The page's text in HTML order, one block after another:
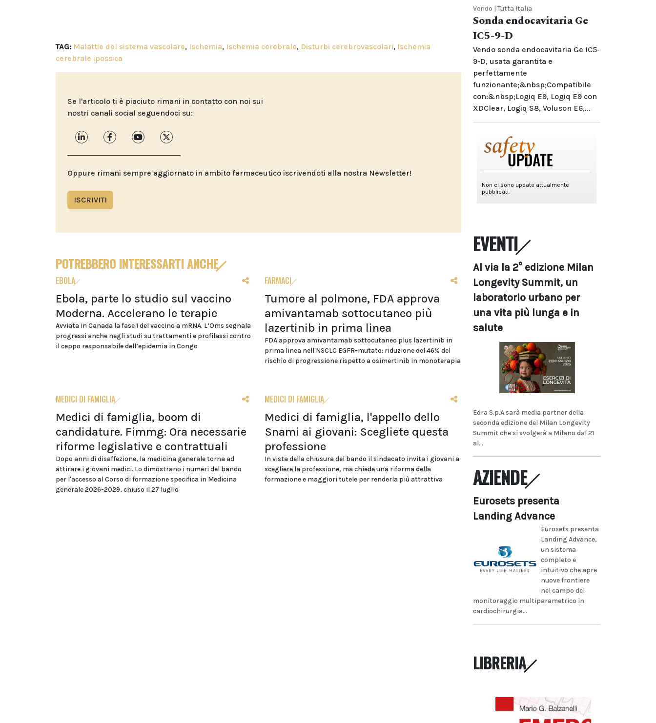
TAG: Malattie del sistema vascolare, Ischemia, Ischemia cerebrale, Disturbi cerebrovascolari, Ischemia
cerebrale ipossica
Se l'articolo ti è piaciuto rimani in contatto con noi sui
nostri canali social seguendoci su:
Oppure rimani sempre aggiornato in ambito farmaceutico iscrivendoti alla nostra Newsletter!
ISCRIVITI
POTREBBERO INTERESSARTI ANCHE
EBOLA
Ebola, parte lo studio sul vaccino
Moderna. Accelerano le terapie
Avviata in Canada la fase 1 del vaccino a mRNA. L’Oms segnala
progressi anche negli studi su trattamenti e profilassi contro
il ceppo responsabile dell’epidemia in Congo
FARMACI
Tumore al polmone, FDA approva
amivantamab sottocutaneo più
lazertinib in prima linea
FDA approva amivantamab sottocutaneo plus lazertinib in
prima linea nell'NSCLC EGFR-mutato: riduzione del 46% del
rischio di progressione rispetto a osimertinib in monoterapia
MEDICI DI FAMIGLIA
Medici di famiglia, boom di
candidature. Fimmg: Ora necessarie
riforme legislative e contrattuali
Dopo anni di disaffezione, la medicina generale torna ad
attirare i giovani medici. Lo dimostrano i numeri del bando
per l'accesso al Corso di formazione specifica in Medicina
generale 2026-2029, chiuso il 27 luglio
MEDICI DI FAMIGLIA
Medici di famiglia, l'appello dello
Snami ai giovani: Scegliete questa
professione
In vista della chiusura del bando il sindacato invita i giovani a
scegliere la professione, ma chiede una riforma della
formazione e maggiori tutele per renderla più attrattiva
Vendo | Tutta Italia
Sonda endocavitaria Ge
IC5-9-D
Vendo sonda endocavitaria Ge IC5-
9-D, usata garantita e
perfettamente
funzionante;&nbsp;Compatibile
con:&nbsp;Logiq E9, Logiq E9 con
XDClear, Logiq S8, Voluson E6,...
EVENTI
Al via la 2° edizione Milan
Longevity Summit, un
laboratorio urbano per
una vita più lunga e in
salute
Edra S.p.A sarà media partner della
seconda edizione del Milan Longevity
Summit che si svolgerà a Milano dal 21
al...
AZIENDE
Eurosets presenta
Landing Advance
Eurosets presenta
Landing Advance,
un sistema
completo e
intuitivo che apre
nuove frontiere
nel campo del
monitoraggio multiparametrico in
cardiochirurgia...
LIBRERIA